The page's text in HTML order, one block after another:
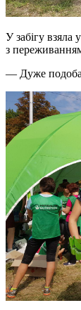
У забігу
з
— Дуже